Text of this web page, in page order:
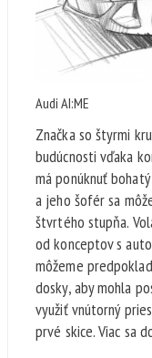
Audi AI:ME
Značka so štyrmi
budúcnosti vďaka
má ponúknuť
a jeho šofér sa
štvrtého stupňa.
od konceptov s
môžeme
dosky, aby mohla
využiť vnútorný
prvé skice. Viac sa